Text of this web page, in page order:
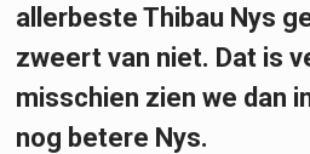
allerbeste Thibau Nys
zweert van niet. Dat is
misschien zien we dan
nog betere Nys.